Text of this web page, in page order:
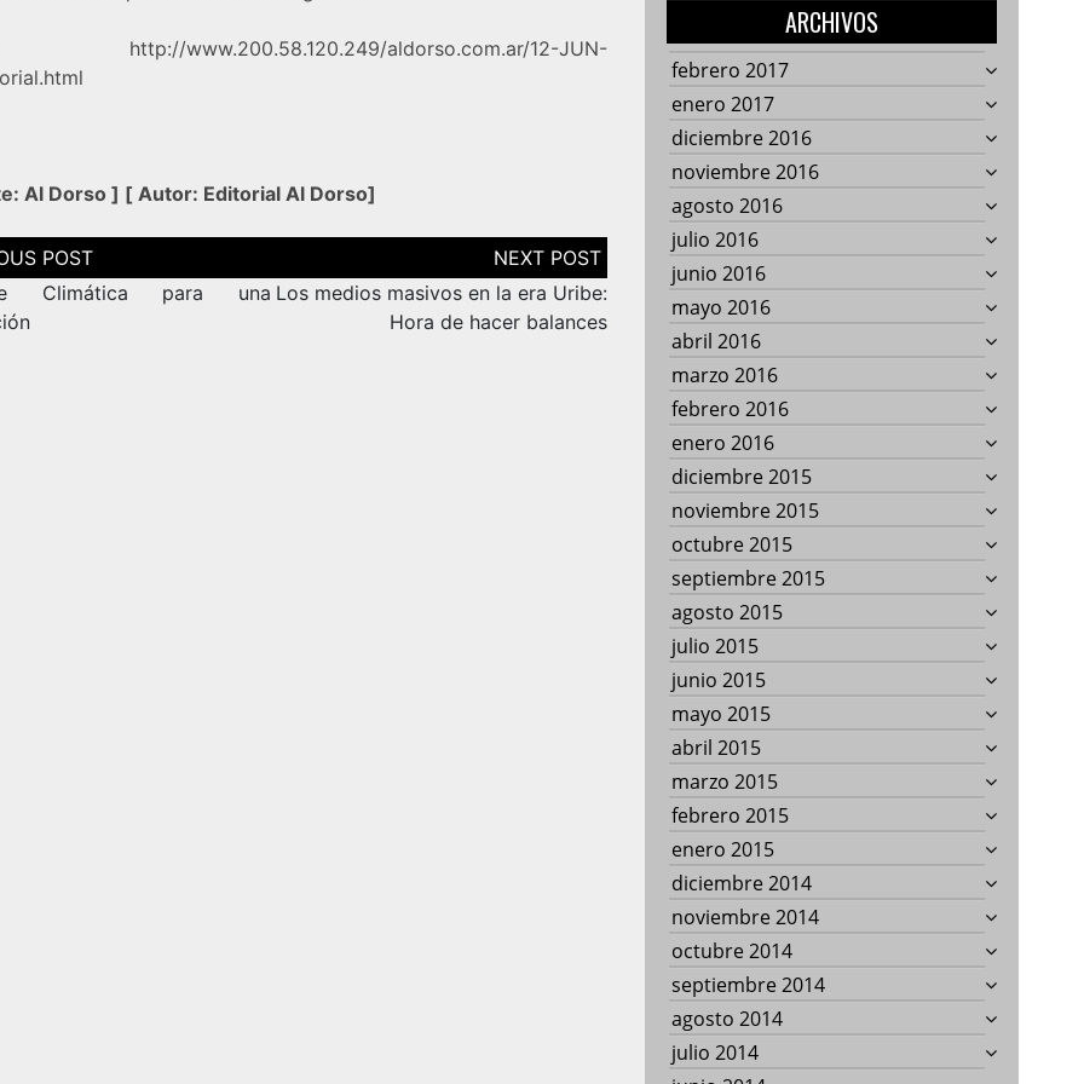
http://www.200.58.120.249/aldorso.com.ar/12-JUN-
Al Dorso] [ Autor: Editorial Al Dorso]
Climática para una Los medios masivos en la era Uribe:
Hora de hacer balances
ARCHIVOS
febrero 2017
enero 2017
diciembre 2016
noviembre 2016
agosto 2016
julio 2016
junio 2016
mayo 2016
abril 2016
marzo 2016
febrero 2016
enero 2016
diciembre 2015
noviembre 2015
octubre 2015
septiembre 2015
agosto 2015
julio 2015
junio 2015
mayo 2015
abril 2015
marzo 2015
febrero 2015
enero 2015
diciembre 2014
noviembre 2014
octubre 2014
septiembre 2014
agosto 2014
julio 2014